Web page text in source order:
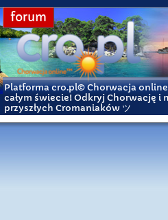
forum
Platforma cro.pl© Chorwacja
całym świecie! Odkryj Chorwację
przyszłych Cromaniaków ツ